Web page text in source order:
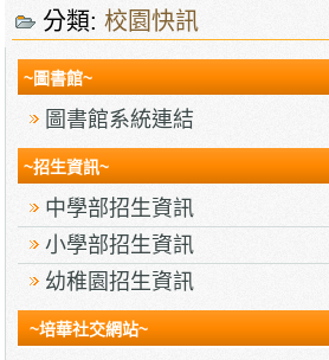
分類:校園快訊
~圖書館~
圖書館系統連結
~招生資訊~
中學部招生資訊
小學部招生資訊
幼稚園招生資訊
~培華社交網站~